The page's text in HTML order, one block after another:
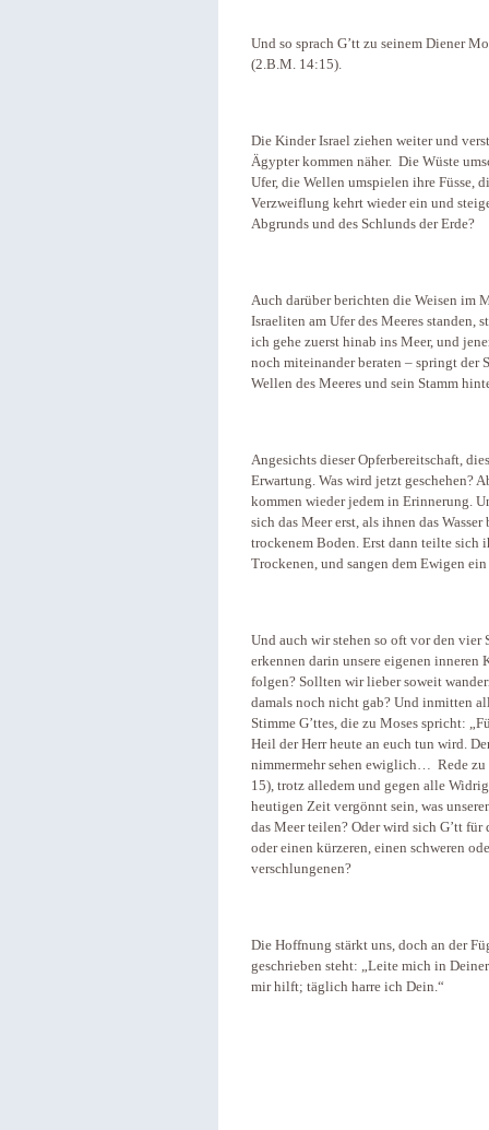
Und so sprach G’tt zu seinem Diener
(2.B.M. 14:15).
Die Kinder Israel ziehen weiter und
Ägypter kommen näher. Die Wüste
Ufer, die Wellen umspielen ihre Füsse,
Verzweiflung kehrt wieder ein und
Abgrunds und des Schlunds der Erde?
Auch darüber berichten die Weisen im
Israeliten am Ufer des Meeres standen,
ich gehe zuerst hinab ins Meer, und
noch miteinander beraten – springt der
Wellen des Meeres und sein Stamm
Angesichts dieser Opferbereitschaft,
Erwartung. Was wird jetzt geschehen?
kommen wieder jedem in Erinnerung.
sich das Meer erst, als ihnen das
trockenem Boden. Erst dann teilte sich
Trockenen, und sangen dem Ewigen
Und auch wir stehen so oft vor den vier
erkennen darin unsere eigenen
folgen? Sollten wir lieber soweit
damals noch nicht gab? Und inmitten
Stimme G’ttes, die zu Moses spricht:
Heil der Herr heute an euch tun wird.
nimmermehr sehen ewiglich… Rede zu
15), trotz alledem und gegen alle
heutigen Zeit vergönnt sein, was
das Meer teilen? Oder wird sich G’tt
oder einen kürzeren, einen schweren
verschlungenen?
Die Hoffnung stärkt uns, doch an der
geschrieben steht: „Leite mich in
mir hilft; täglich harre ich Dein.“